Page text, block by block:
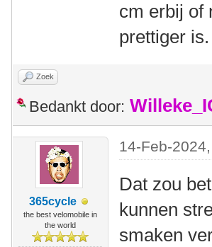
cm erbij of
prettiger is.
Zoek
Bedankt door:
365cycle
the best velomobile in
the world
14-Feb-
Dat zou
kunnen
smaken